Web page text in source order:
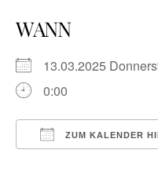
WANN
13.03.2025
0:00
ZUM KALENDER